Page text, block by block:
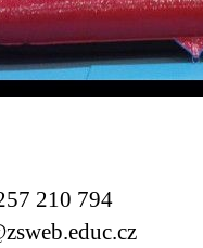
210 794